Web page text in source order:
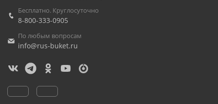
Бесплатно. Круглосуточно
8-800-333-0905
По любым вопросам
info@rus-buket.ru